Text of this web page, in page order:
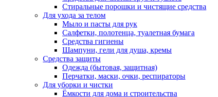
Стиральные порошки и чистящие средства
Для ухода за телом
Мыло и пасты для рук
Салфетки, полотенца, туалетная бумага
Средства гигиены
Шампуни, гели для душа, кремы
Средства защиты
Одежда (бытовая, защитная)
Перчатки, маски, очки, респираторы
Для уборки и чистки
Ёмкости для дома и строительства